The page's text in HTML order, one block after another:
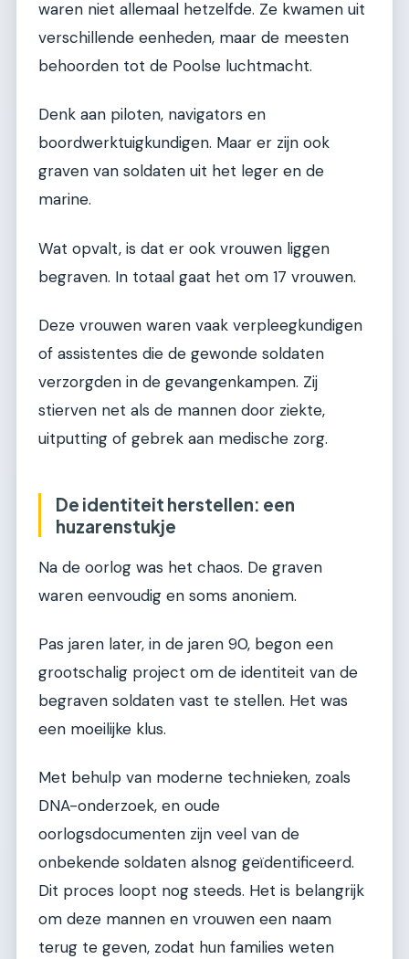
waren niet allemaal hetzelfde. Ze kwamen uit
verschillende eenheden, maar de meesten
behoorden tot de Poolse luchtmacht.
Denk aan piloten, navigators en
boordwerktuigkundigen. Maar er zijn ook
graven van soldaten uit het leger en de
marine.
Wat opvalt, is dat er ook vrouwen liggen
begraven. In totaal gaat het om 17 vrouwen.
Deze vrouwen waren vaak verpleegkundigen
of assistentes die de gewonde soldaten
verzorgden in de gevangenkampen. Zij
stierven net als de mannen door ziekte,
uitputting of gebrek aan medische zorg.
De identiteit herstellen: een
huzarenstukje
Na de oorlog was het chaos. De graven
waren eenvoudig en soms anoniem.
Pas jaren later, in de jaren 90, begon een
grootschalig project om de identiteit van de
begraven soldaten vast te stellen. Het was
een moeilijke klus.
Met behulp van moderne technieken, zoals
DNA-onderzoek, en oude
oorlogsdocumenten zijn veel van de
onbekende soldaten alsnog geïdentificeerd.
Dit proces loopt nog steeds. Het is belangrijk
om deze mannen en vrouwen een naam
terug te geven, zodat hun families weten